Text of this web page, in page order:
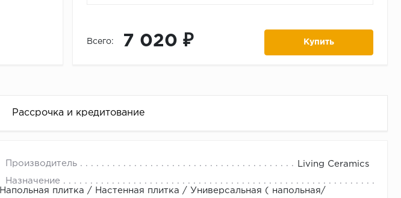
Всего: 7 020 ₽ Купить
Рассрочка и кредитование
Производитель Living Ceramics
Назначение
Напольная плитка / Настенная плитка / Универсальная ( напольная/